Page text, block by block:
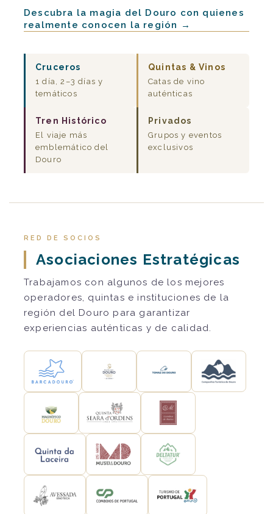
Descubra la magia del Douro con quienes
realmente conocen la región →
Cruceros
1 día, 2–3 días y
temáticos
Quintas & Vinos
Catas de vino
auténticas
Tren Histórico
El viaje más
emblemático del
Douro
Privados
Grupos y eventos
exclusivos
RED DE SOCIOS
Asociaciones Estratégicas
Trabajamos con algunos de los mejores
operadores, quintas e instituciones de la
región del Douro para garantizar
experiencias auténticas y de calidad.